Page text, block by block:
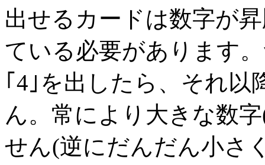
出せるカードは数字が
ている必要があります
｢4｣を出したら、それ以
ん。常により大きな数
せん(逆にだんだん小さ